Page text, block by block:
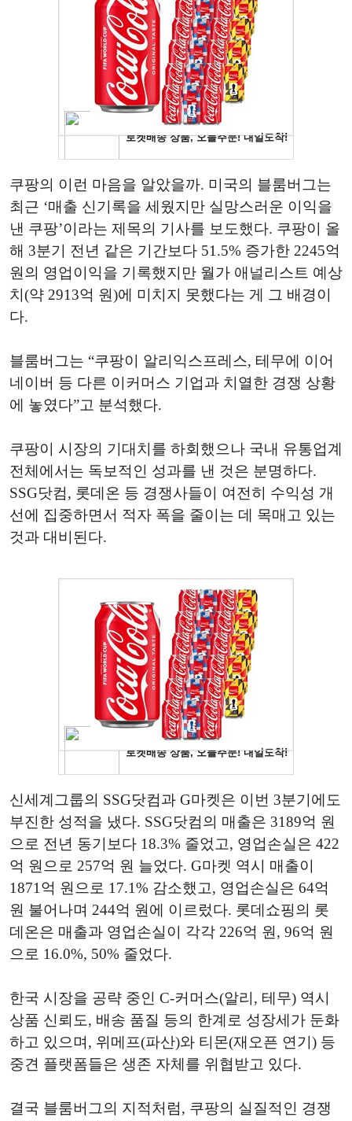
쿠팡의 이런 마음을 알았을까. 미국의 블룸버그는
최근 ‘매출 신기록을 세웠지만 실망스러운 이익을
낸 쿠팡’이라는 제목의 기사를 보도했다. 쿠팡이 올
해 3분기 전년 같은 기간보다 51.5% 증가한 2245억
원의 영업이익을 기록했지만 월가 애널리스트 예상
치(약 2913억 원)에 미치지 못했다는 게 그 배경이
다.
블룸버그는 “쿠팡이 알리익스프레스, 테무에 이어
네이버 등 다른 이커머스 기업과 치열한 경쟁 상황
에 놓였다”고 분석했다.
쿠팡이 시장의 기대치를 하회했으나 국내 유통업계
전체에서는 독보적인 성과를 낸 것은 분명하다.
SSG닷컴, 롯데온 등 경쟁사들이 여전히 수익성 개
선에 집중하면서 적자 폭을 줄이는 데 목매고 있는
것과 대비된다.
신세계그룹의 SSG닷컴과 G마켓은 이번 3분기에도
부진한 성적을 냈다. SSG닷컴의 매출은 3189억 원
으로 전년 동기보다 18.3% 줄었고, 영업손실은 422
억 원으로 257억 원 늘었다. G마켓 역시 매출이
1871억 원으로 17.1% 감소했고, 영업손실은 64억
원 불어나며 244억 원에 이르렀다. 롯데쇼핑의 롯
데온은 매출과 영업손실이 각각 226억 원, 96억 원
으로 16.0%, 50% 줄었다.
한국 시장을 공략 중인 C-커머스(알리, 테무) 역시
상품 신뢰도, 배송 품질 등의 한계로 성장세가 둔화
하고 있으며, 위메프(파산)와 티몬(재오픈 연기) 등
중견 플랫폼들은 생존 자체를 위협받고 있다.
결국 블룸버그의 지적처럼, 쿠팡의 실질적인 경쟁